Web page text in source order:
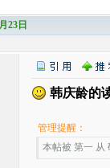
23日
韩庆龄的
管理提醒：
本帖被 第一 从